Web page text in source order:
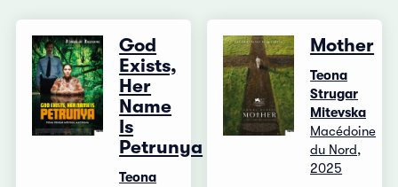
God
Exists,
Her
Name
Is
Petrunya
Teona
Mother
Teona
Strugar
Mitevska
Macédoine
du Nord,
2025